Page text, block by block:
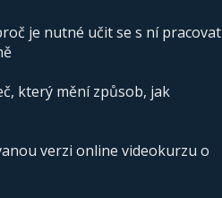
je nutné učit se s ní pracovat
který mění způsob, jak
verzi online videokurzu o